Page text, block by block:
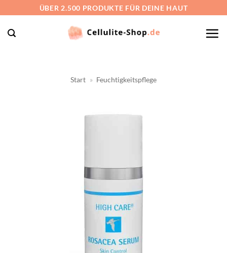
springen
ÜBER 2.500 PRODUKTE FÜR DEINE HAUT
Start » Feuchtigkeitspflege